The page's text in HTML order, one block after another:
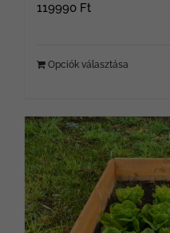
119990 Ft
Opciók választása